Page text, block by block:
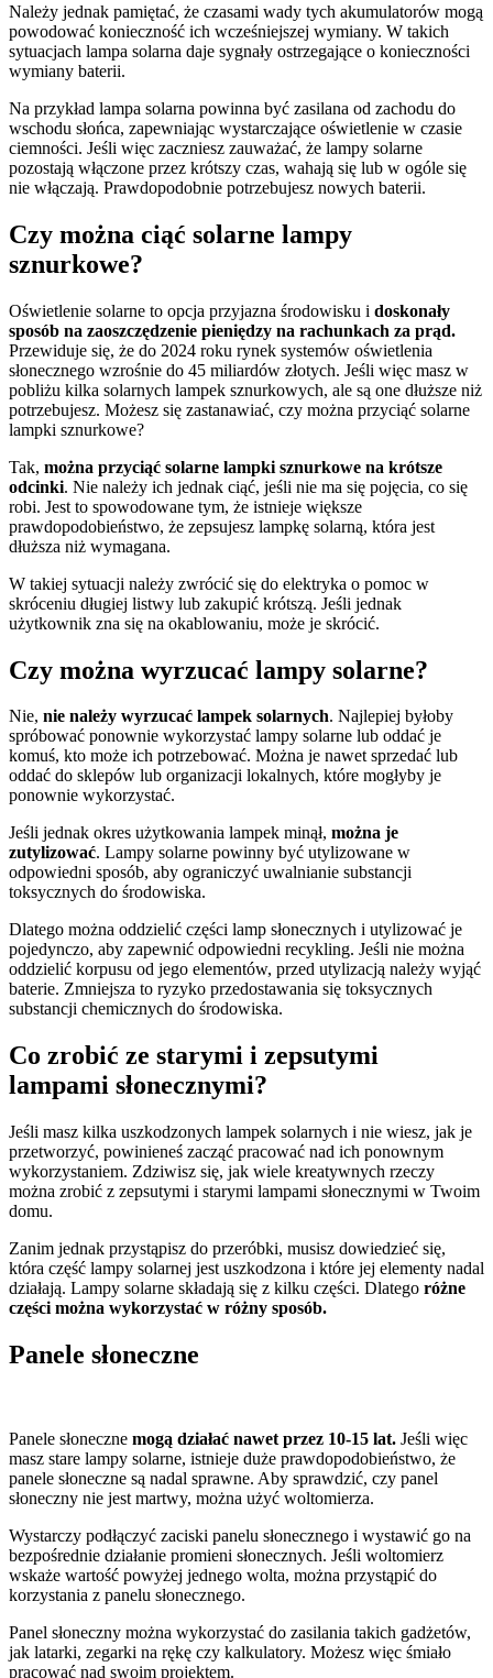
Należy jednak pamiętać, że czasami wady tych akumulatorów mogą
powodować konieczność ich wcześniejszej wymiany. W takich
sytuacjach lampa solarna daje sygnały ostrzegające o konieczności
wymiany baterii.
Na przykład lampa solarna powinna być zasilana od zachodu do
wschodu słońca, zapewniając wystarczające oświetlenie w czasie
ciemności. Jeśli więc zaczniesz zauważać, że lampy solarne
pozostają włączone przez krótszy czas, wahają się lub w ogóle się
nie włączają. Prawdopodobnie potrzebujesz nowych baterii.
Czy można ciąć solarne lampy
sznurkowe?
Oświetlenie solarne to opcja przyjazna środowisku i doskonały
sposób na zaoszczędzenie pieniędzy na rachunkach za prąd.
Przewiduje się, że do 2024 roku rynek systemów oświetlenia
słonecznego wzrośnie do 45 miliardów złotych. Jeśli więc masz w
pobliżu kilka solarnych lampek sznurkowych, ale są one dłuższe niż
potrzebujesz. Możesz się zastanawiać, czy można przyciąć solarne
lampki sznurkowe?
Tak, można przyciąć solarne lampki sznurkowe na krótsze
odcinki. Nie należy ich jednak ciąć, jeśli nie ma się pojęcia, co się
robi. Jest to spowodowane tym, że istnieje większe
prawdopodobieństwo, że zepsujesz lampkę solarną, która jest
dłuższa niż wymagana.
W takiej sytuacji należy zwrócić się do elektryka o pomoc w
skróceniu długiej listwy lub zakupić krótszą. Jeśli jednak
użytkownik zna się na okablowaniu, może je skrócić.
Czy można wyrzucać lampy solarne?
Nie, nie należy wyrzucać lampek solarnych. Najlepiej byłoby
spróbować ponownie wykorzystać lampy solarne lub oddać je
komuś, kto może ich potrzebować. Można je nawet sprzedać lub
oddać do sklepów lub organizacji lokalnych, które mogłyby je
ponownie wykorzystać.
Jeśli jednak okres użytkowania lampek minął, można je
zutylizować. Lampy solarne powinny być utylizowane w
odpowiedni sposób, aby ograniczyć uwalnianie substancji
toksycznych do środowiska.
Dlatego można oddzielić części lamp słonecznych i utylizować je
pojedynczo, aby zapewnić odpowiedni recykling. Jeśli nie można
oddzielić korpusu od jego elementów, przed utylizacją należy wyjąć
baterie. Zmniejsza to ryzyko przedostawania się toksycznych
substancji chemicznych do środowiska.
Co zrobić ze starymi i zepsutymi
lampami słonecznymi?
Jeśli masz kilka uszkodzonych lampek solarnych i nie wiesz, jak je
przetworzyć, powinieneś zacząć pracować nad ich ponownym
wykorzystaniem. Zdziwisz się, jak wiele kreatywnych rzeczy
można zrobić z zepsutymi i starymi lampami słonecznymi w Twoim
domu.
Zanim jednak przystąpisz do przeróbki, musisz dowiedzieć się,
która część lampy solarnej jest uszkodzona i które jej elementy nadal
działają. Lampy solarne składają się z kilku części. Dlatego różne
części można wykorzystać w różny sposób.
Panele słoneczne
Panele słoneczne mogą działać nawet przez 10-15 lat. Jeśli więc
masz stare lampy solarne, istnieje duże prawdopodobieństwo, że
panele słoneczne są nadal sprawne. Aby sprawdzić, czy panel
słoneczny nie jest martwy, można użyć woltomierza.
Wystarczy podłączyć zaciski panelu słonecznego i wystawić go na
bezpośrednie działanie promieni słonecznych. Jeśli woltomierz
wskaże wartość powyżej jednego wolta, można przystąpić do
korzystania z panelu słonecznego.
Panel słoneczny można wykorzystać do zasilania takich gadżetów,
jak latarki, zegarki na rękę czy kalkulatory. Możesz więc śmiało
pracować nad swoim projektem.